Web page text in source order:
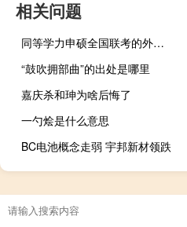
相关问题
同等学力申硕全国联考的外语科目可以选择语言吗
“鼓吹拥部曲”的出处是哪里
嘉庆杀和珅为啥后悔了
一勺烩是什么意思
BC电池概念走弱 宇邦新材领跌